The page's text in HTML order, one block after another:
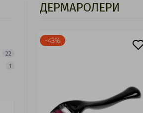
22
1
ДЕРМАРОЛЕРИ
-43%